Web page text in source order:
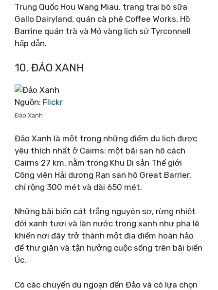
Trung Quốc Hou Wang Miau, trang trại bò sữa
Gallo Dairyland, quán cà phê Coffee Works, Hồ
Barrine quán trà và Mỏ vàng lịch sử Tyrconnell
hấp dẫn.
10. ĐẢO XANH
Nguồn: Flickr
Đảo Xanh
Đảo Xanh là một trong những điểm du lịch được
yêu thích nhất ở Cairns: một bãi san hô cách
Cairns 27 km, nằm trong Khu Di sản Thế giới
Công viên Hải dương Rạn san hô Great Barrier,
chỉ rộng 300 mét và dài 650 mét.
Những bãi biển cát trắng nguyên sơ, rừng nhiệt
đới xanh tươi và làn nước trong xanh như pha lê
khiến nơi đây trở thành một địa điểm hoàn hảo
để thư giãn và tận hưởng cuộc sống trên bãi biển
Úc.
Có các chuyến du ngoạn đến Đảo và có lựa chọn